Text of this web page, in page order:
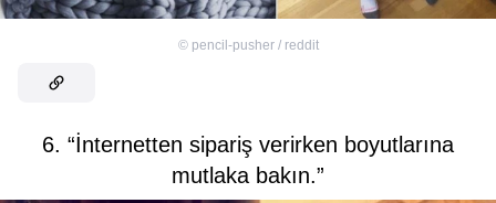
© pencil-pusher / reddit
6. “İnternetten sipariş verirken boyutlarına
mutlaka bakın.”